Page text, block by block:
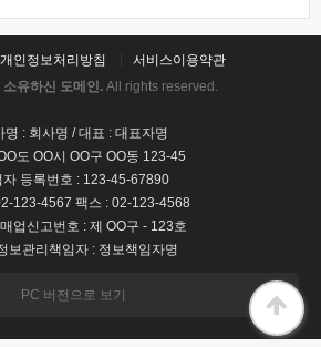
개인정보처리방침
서비스이용약관
소유하신 도메인. All rights reserved.
명 : 회사명 / 대표 : 대표자명
도 OO시 OO구 OO동 123-45
자 등록번호 : 123-45-67890
123-4567 팩스 : 02-123-4568
업신고번호 : 제 OO구 - 123호
보관리책임자 : 정보책임자명
PC 버전으로 보기